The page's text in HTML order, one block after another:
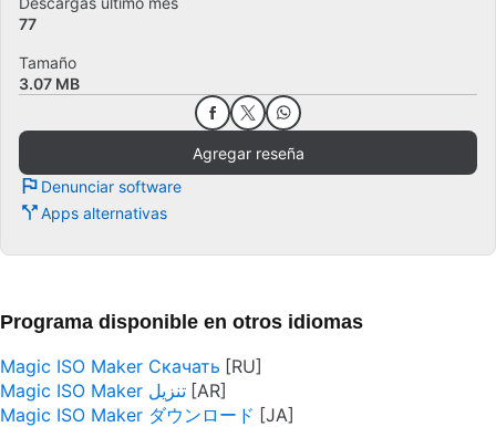
77
Tamaño
3.07 MB
Agregar reseña
Denunciar software
Apps alternativas
Programa disponible en otros idiomas
Magic ISO Maker Скачать
Magic ISO Maker تنزيل
Magic ISO Maker ダウンロード